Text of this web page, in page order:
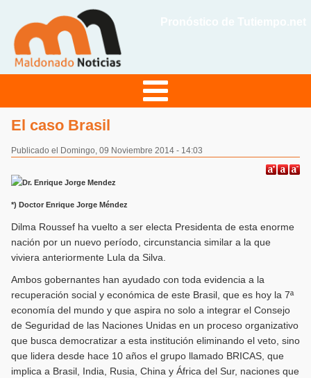
El caso Brasil
Publicado el Domingo, 09 Noviembre 2014 - 14:03
*) Doctor Enrique Jorge Méndez
Dilma Roussef ha vuelto a ser electa Presidenta de esta enorme
nación por un nuevo período, circunstancia similar a la que
viviera anteriormente Lula da Silva.
Ambos gobernantes han ayudado con toda evidencia a la
recuperación social y económica de este Brasil, que es hoy la 7ª
economía del mundo y que aspira no solo a integrar el Consejo
de Seguridad de las Naciones Unidas en un proceso organizativo
que busca democratizar a esta institución eliminando el veto, sino
que lidera desde hace 10 años el grupo llamado BRICAS, que
implica a Brasil, India, Rusia, China y África del Sur, naciones que